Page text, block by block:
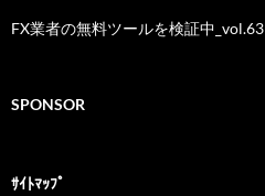
FX業者の無料ツールを検証中_vol.63
SPONSOR
ｻｲﾄﾏｯﾌﾟ